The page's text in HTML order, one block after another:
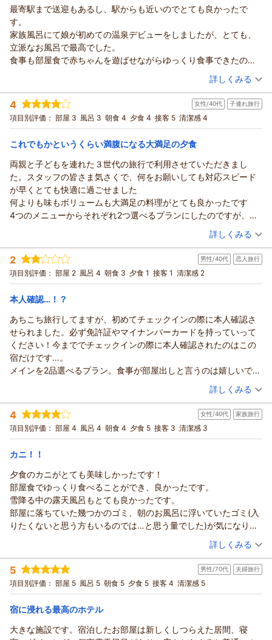
接客や清潔感にも高い評価をいただき、ありがとうございまし
た。
何度も足をお運びいただけることは、私どもにとって本当にあ
りがたく、嬉しいことです。これからも「また来てよかった」
と思っていただける宿を目指してまいります。
また皆様にお会いできます日を、心よりお待ち申し上げており
（返信日：2026/04/19）
認のうえ即日新しいものに交換いたしました。
露天風呂は屋外のため季節や天候により虫が入りやすい面もご
ざいますが、今後は見回りや清掃、備品の点検をこれまで以上
に丁寧に行い、より気持ちよくご利用いただけるよう努めてま
いります。
お風呂以外はほぼ納得できたとのお言葉をいただけただけに、
ます。
貴重なお声をお聞かせいただき、ありがとうございました。
また機会がございましたら、ぜひお越しいただけましたら嬉し
いです。スタッフ一同心よりお待ち申し上げております。
あわら温泉 政竜閣からの返信
このたびは政竜閣にご宿泊いただき、誠にありがとうございま
した。
また、大切なお誕生日のご旅行に当館をお選びいただき、貴重
なお声をお寄せくださいましたこと、重ねて御礼申し上げま
す。
ご宿泊いただきました2024年リニューアルの露天風呂付き客室
シモンズベッド和室につきまして、綺麗で想像していたより広
かったとのご感想をいただき、大変嬉しく拝見いたしました。
また、お料理につきましても、メインを2種類お選びいただける
うで何よりでございます。お料理をお運びしたスタッフへの温
かいお言葉もありがとうございます。
その一方で、お部屋に入られた瞬間のニオイの件では、ご不安
なお気持ちにさせてしまい誠に申し訳ございませんでした。せ
っかくの綺麗なお部屋であるにもかかわらず、ご滞在の始まり
に残念なお気持ちを抱かせてしまいましたこと、また、備え付
快な思いをおかけしましたこと、重ねて深くお詫び申し上げま
す。いただいたご意見を真摯に受け止め、今後は清掃時の換気
を充分に行うとともに、備品確認をより徹底し、再発防止に努
めてまいります。
がございましたことを大変心苦しく思っております。そのよう
な中でも、お料理やスタッフ対応に温かいお言葉を頂戴し、誠
にありがとうございました。次回お越しいただける機会がござ
いましたら、より気持ちよくお過ごしいただけるよう努めてま
いります。
このたびはご宿泊ならびに貴重なご意見を誠にありがとうござ
またのご来館を心よりお待ち申し上げております。
（返信日：2026/03/14）
最寄駅まで送迎もあるし、駅からも近いのでとても良かったで
す。
家族風呂にて娘が初めての温泉デビューをしましたが、とても、
立派なお風呂で最高でした。
食事も部屋食で赤ちゃんを遊ばせながらゆっくり食事できたので
良かったです。料理も沢山種類もあって美味しかったです！
（投稿日：2026/02/17）
宿泊時期： 2026年02月宿泊 (子連れ旅行)
投稿者： アサミさん
宿泊プラン： 【部屋食】赤ちゃんがいても安心♪貸切風呂50分利用付きファ
ミリーじゃプラン【添い寝無料】
和室 朝・夕
朝/部屋出し
夕/部屋出し
あわら温泉 政竜閣からの返信
このたびは政竜閣にご宿泊いただき、誠にありがとうございま
した。
また、「子連れにオススメ」との嬉しいクチコミと、オール5
の高評価まで頂戴し、スタッフ一同とても励みになっておりま
す。
送迎につきまして「最寄駅まで送迎もあるし、駅からも近い」
と感じていただけたようで何よりでございます。当館は あわら
湯のまち駅からお電話一本で無料送迎もしておりますので、移
動のご負担が少しでも軽くなっておりましたら嬉しいです。
大切な初めての思い出に当館を選んでいただけて光栄です。
「立派なお風呂で最高でした」とのお言葉、貸切の家族風呂
（50分）はご家族でゆったり入れる広めのお風呂ですので、安
心して楽しんでいただけたようで本当に良かったです。
お食事もお部屋食で、赤ちゃんを遊ばせながらゆっくりお召し
上がりいただけたとのこと、まさにファミリープランの良さを
もご満足いただけたようで、料理場スタッフにも共有させてい
ただきます。
また福井・あわらへお越しの際は、ぜひ皆さまでお立ち寄りく
ださいませ。次回もご家族皆さまが気兼ねなく過ごせるよう、
またのご来館を、心よりお待ち申し上げております。
（返信日：2026/02/25）
詳しくみる
4 女性/40代 子連れ旅行
項目別評価： 部屋 3 風呂 3 朝食 4 夕食 4 接客 5 清潔感 4
これでもかというくらい満腹になる大満足の夕食
両親と子どもを連れた３世代の旅行で利用させていただきまし
た。スタッフの皆さま気さくで、何をお願いしても対応スピード
が早くとても快適に過ごせました
何よりも味もボリュームも大満足の料理がとても良かったです
4つのメニューからそれぞれ2つ選べるプランにしたのですが、ど
のメニューももう一度食べたくなるような美味しさで、お膳二つ
子どもメニューも充実していて、全食違うメニューで出していた
だき子どもだましのようなものではなくとても美味しかったです
またお風呂の営業時間が長いのがとても良かったです！
できず、子どもが寝てからだと営業が終了しているなどと残念な
ことが多かったのですが、こちらでは営業時間が長いので何度も
入ることができ、とても気持ちよかったです
子ども用のボディソープなども常備されており子連れに優しい配
慮を感じました
時間帯によって男女の風呂が入れ替えになりますが、一方の風呂
また、布団を敷いて寝る旅館はどこも仕方ないかもしれません
が、敷布団が薄くてなかなか寝付けず朝起きたら身体が痛かった
のも残念でした
ただ全体的には大満足の素敵なお宿でした！
（投稿日：2026/02/16）
宿泊時期： 2026年02月宿泊 (子連れ旅行)
投稿者： にょんさん
宿泊プラン： ■舟盛アワビ蟹ステーキから2つも選べるんじゃプラン お一
人ずつメイン料理４種から２つ選択できる部屋食
和室
朝・夕
朝/部屋出し
夕/部屋出し
あわら温泉 政竜閣からの返信
このたびはご両親様・お子様とご一緒の三世代旅行に、政竜閣
をご利用いただき誠にありがとうございました。さらに、ご丁
寧なクチコミをお寄せいただき、重ねて御礼申し上げます。
ご滞在中、スタッフの対応について「気さくで、何をお願いし
ても対応スピードが早く快適」とのお言葉を頂戴し、大変うれ
しく拝読いたしました。皆様に気持ちよくお過ごしいただけた
ことが、私どもにとって何よりの喜びでございます。
また、お料理につきまして「これでもかというくらい満腹にな
る大満足の夕食」とのご感想、誠にありがとうございます。今
んじゃプラン】は、お一人ずつメイン料理を2品お選びいただけ
る当館でも人気のプランでございます。「どのメニューももう
一度食べたくなる美味しさ」「お膳二つ分に乗り切らない量」
とまでお楽しみいただけたとのこと、調理場も大変励みになり
ます。
お子様のお料理についても「違うメニューで、子どもだましで
ご家族皆様の思い出のひとときになっておりましたら幸いで
す。
お風呂につきましても、営業時間の長さが子連れ旅行に合って
いたとのこと、嬉しく思います。お風呂は男女入替制のため、
力のひとつです。ぜひお時間を変えて、“湯めぐり気分”でご利
詳しくみる
2 男性/40代 恋人旅行
項目別評価： 部屋 2 風呂 4 朝食 3 夕食 1 接客 1 清潔感 2
本人確認…！？
あちこち旅行してますが、初めてチェックインの際に本人確認さ
せられました。必ず免許証やマイナンバーカードを持っていって
ください！今まででチェックインの際に本人確認されたのはこの
宿だけです…。
メインを2品選べるプラン。食事が部屋出しと言うのは嬉しいです
が、カニを食べている(時間が掛かるのに…)途中で焼き上がったス
テーキを持って来られ、更には鍋に火を付けようとされたのは残
念です…。
途中でステーキ食べたら、他のものが入らなくなるし、ステーキ
の味が残ってしまう…。当然のごとくカニを優先し、ステーキは
かりとしたボリュームのステーキです。食後はお腹パンパン…。
鍋の火はまだ点けないでと、遅らせてもらいました。
人によって、料理によってペースが違うのに、何だか出すもの出
してしまおうと、急かされてる様な気がしてなりませんでした。
因みにステーキに手を付けてないのを見て、「あらっ…ステーキ
温かいうちに召し上がってくださ～い」と言われました。
食べるの大変だから)頑張って！！」と言っておきながら、その途
中で焼きたてのステーキを持ってきておいて、それは無いでし
ょ…。
客のペースを見て、或いは伺って、温かい料理は温かい状態で出
リモコンの電池の蓋がなかったり、エアコンも古い型のものだっ
たりと、あちこち年季が入っています。テレビも2台ありました
（投稿日：2026/01/25）
宿泊時期： 2026年01月宿泊 (恋人旅行)
投稿者： とのさん(男性/40代)
宿泊プラン： ■舟盛アワビ蟹ステーキから2つも選べるんじゃプラン お一
人ずつメイン料理４種から２つ選択できる部屋食
和洋室
朝・夕
朝/部屋出し
あわら温泉 政竜閣からの返信
このたびは政竜閣にご宿泊いただき、誠にありがとうございま
した。
また、ご滞在後すぐに貴重なお声をお寄せくださり、重ねて御
まず、チェックイン時の「本人確認」につきまして、当館では
旅館業法に基づく宿泊者名簿（宿帳）の作成・保管にあたり、
記載内容に誤りがないかを確認する目的で、本人確認をお願い
しております。しかしながら、その理由のご案内が十分でなか
ったために驚かせてしまいましたこと、深くお詫び申し上げま
また、お食事の提供のタイミングにつきましても、大変申し訳
詳しくみる
4 女性/40代 家族旅行
項目別評価： 部屋 4 風呂 4 朝食 4 夕食 5 接客 3 清潔感 3
カニ！！
夕食のカニがとても美味しかったです！
部屋食でゆっくり食べることができ、良かったです。
雪降る中の露天風呂もとても良かったです。
部屋に落ちていた幾つかのゴミ、朝のお風呂に浮いていたゴミ(入
りたくないと思う方もいるのでは…と思う量でした)が気になりま
（投稿日：2026/01/12）
宿泊時期： 2026年01月宿泊 (家族旅行)
投稿者： ようこさん
宿泊プラン： ■舟盛アワビ蟹ステーキから2つも選べるんじゃプラン お一
人ずつメイン料理４種から２つ選択できる部屋食
和室
朝・夕
朝/部屋出し
夕/部屋出し
詳しくみる
5 男性/70代 夫婦旅行
項目別評価： 部屋 5 風呂 5 朝食 5 夕食 5 接客 4 清潔感 5
宿に浸れる最高のホテル
大きな施設です。宿泊したお部屋は新しくしつらえた居間、寝